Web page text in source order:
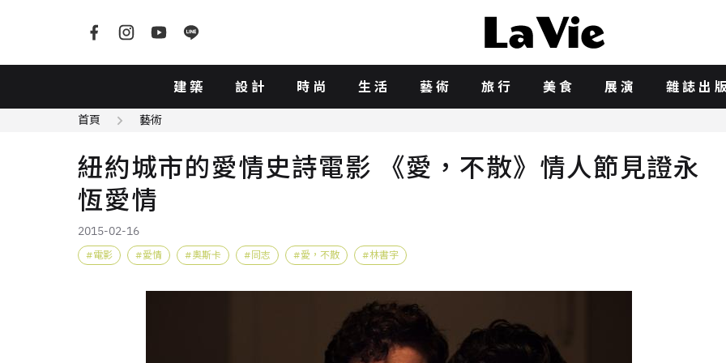
建築 設計 時尚 生活 藝術 旅行 美食 展演 雜誌出
首頁 藝術
紐約城市的愛情史詩電影 《愛，不散》情人節見證永
恆愛情
2015-02-16
電影 愛情 奧斯卡 同志 愛，不散 林書宇